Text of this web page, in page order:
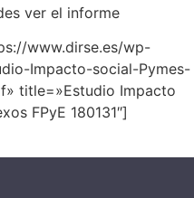
ver el informe
www.dirse.es/wp-
Impacto-social-Pymes-
title=»Estudio Impacto
FPyE 180131″]